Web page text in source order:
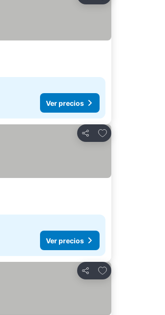
Ver precios
Compartir
Agregar a favoritos
Ver precios
Compartir
Agregar a favoritos